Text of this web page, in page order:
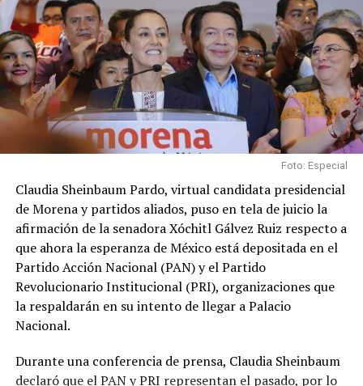
Foto: Especial
Claudia Sheinbaum Pardo, virtual candidata presidencial
de Morena y partidos aliados, puso en tela de juicio la
afirmación de la senadora Xóchitl Gálvez Ruiz respecto a
que ahora la esperanza de México está depositada en el
Partido Acción Nacional (PAN) y el Partido
Revolucionario Institucional (PRI), organizaciones que
la respaldarán en su intento de llegar a Palacio
Nacional.
Durante una conferencia de prensa, Claudia Sheinbaum
declaró que el PAN y PRI representan el pasado, por lo